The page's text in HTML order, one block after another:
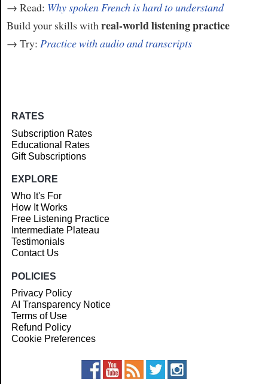
→ Read: Why spoken French is hard to understand
Build your skills withreal-world listening practice
→ Try: Practice with audio and transcripts
RATES
Subscription Rates
Educational Rates
Gift Subscriptions
EXPLORE
Who It's For
How It Works
Free Listening Practice
Intermediate Plateau
Testimonials
Contact Us
POLICIES
Privacy Policy
AI Transparency Notice
Terms of Use
Refund Policy
Cookie Preferences